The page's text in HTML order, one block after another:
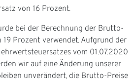
von 16 Prozent.
bei der Berechnung der Brutto-
Prozent verwendet. Aufgrund der
vom 01.07.2020
wir auf eine Änderung unserer
unverändert, die Brutto-Preise